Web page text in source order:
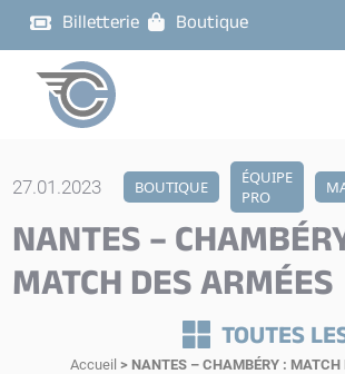
Billetterie Boutique
27.01.2023 BOUTIQUE
ÉQUIPE
PRO
NANTES –
MATCH DES ARMÉES
TOUTES
Accueil > NANTES – CHAMBÉRY : MATCH